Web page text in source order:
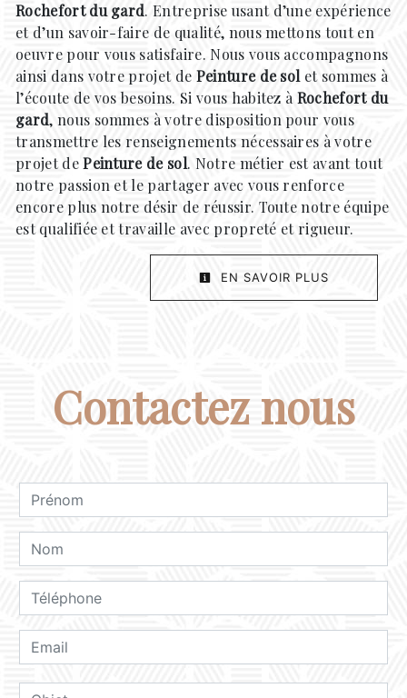
Rochefort du gard. Entreprise usant d’une expérience
et d’un savoir-faire de qualité, nous mettons tout en
oeuvre pour vous satisfaire. Nous vous accompagnons
ainsi dans votre projet de Peinture de solet sommes à
l’écoute de vos besoins. Si vous habitez àRochefort du
gard, nous sommes à votre disposition pour vous
transmettre les renseignements nécessaires à votre
projet dePeinture de sol. Notre métier est avant tout
notre passion et le partager avec vous renforce
encore plus notre désir de réussir. Toute notre équipe
est qualifiée et travaille avec propreté et rigueur.
EN SAVOIR PLUS
Contactez nous